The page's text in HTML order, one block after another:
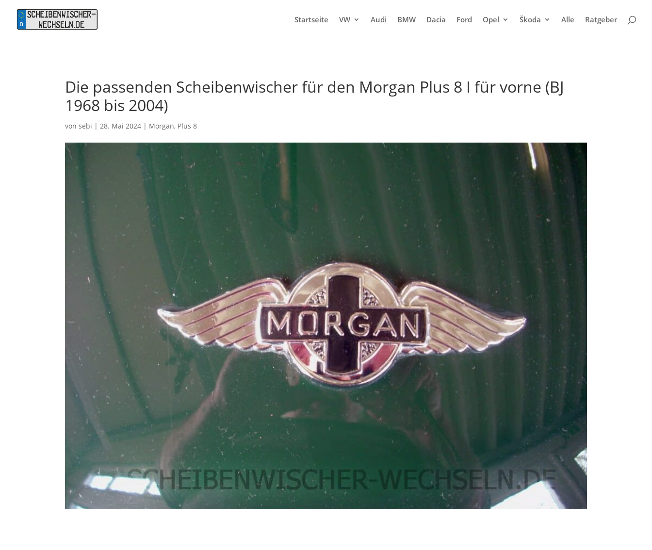
Startseite VW Audi BMW Dacia Ford Opel Škoda Alle Ratgeber
Die passenden Scheibenwischer für den Morgan Plus 8 I für vorne (BJ
1968 bis 2004)
vonsebi | 28. Mai 2024 | Morgan, Plus 8